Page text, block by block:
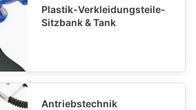
Plastik-Verkleidungsteile-
Sitzbank & Tank
Antriebstechnik